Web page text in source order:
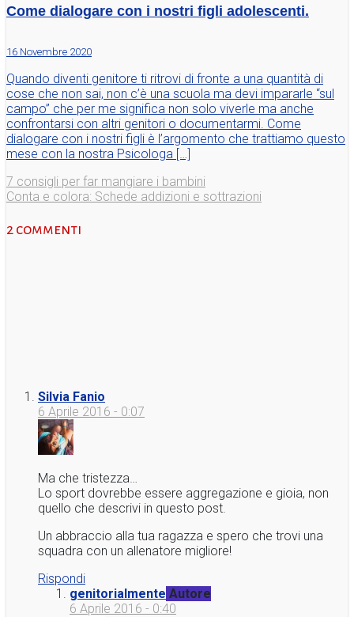
Come dialogare con i nostri figli adolescenti.
16 Novembre 2020
Quando diventi genitore ti ritrovi di fronte a una quantità di
cose che non sai, non c’è una scuola ma devi impararle “sul
campo” che per me significa non solo viverle ma anche
confrontarsi con altri genitori o documentarmi. Come
dialogare con i nostri figli è l’argomento che trattiamo questo
mese con la nostra Psicologa […]
7 consigli per far mangiare i bambini
Conta e colora: Schede addizioni e sottrazioni
2 commenti
Silvia Fanio
6 Aprile 2016 - 0:07
Ma che tristezza…
Lo sport dovrebbe essere aggregazione e gioia, non
quello che descrivi in questo post.
Un abbraccio alla tua ragazza e spero che trovi una
squadra con un allenatore migliore!
Rispondi
genitorialmente Autore
6 Aprile 2016 - 0:40